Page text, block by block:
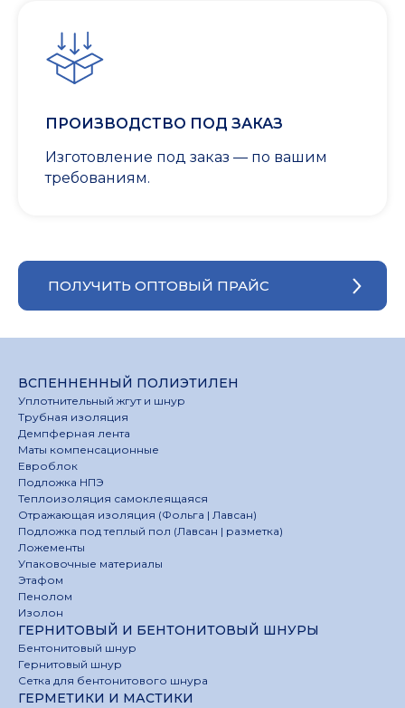
ПРОИЗВОДСТВО ПОД ЗАКАЗ
Изготовление под заказ — по вашим
требованиям.
ПОЛУЧИТЬ ОПТОВЫЙ ПРАЙС
ВСПЕННЕННЫЙ ПОЛИЭТИЛЕН
Уплотнительный жгут и шнур
Трубная изоляция
Демпферная лента
Маты компенсационные
Евроблок
Подложка НПЭ
Теплоизоляция самоклеящаяся
Отражающая изоляция (Фольга | Лавсан)
Подложка под теплый пол (Лавсан | разметка)
Ложементы
Упаковочные материалы
Этафом
Пенолом
Изолон
ГЕРНИТОВЫЙ И БЕНТОНИТОВЫЙ ШНУРЫ
Бентонитовый шнур
Гернитовый шнур
Сетка для бентонитового шнура
ГЕРМЕТИКИ И МАСТИКИ